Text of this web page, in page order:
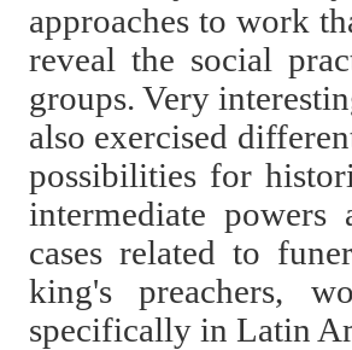
approaches to work
reveal the social
groups. Very
also exercised
possibilities for
intermediate
cases related to
king's preachers,
specifically in Latin